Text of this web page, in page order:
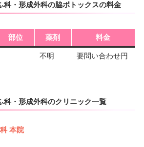
科・形成外科の脇ボトックスの料金
部位 薬剤 料金
不明 要問い合わせ円
科・形成外科のクリニック一覧
本院